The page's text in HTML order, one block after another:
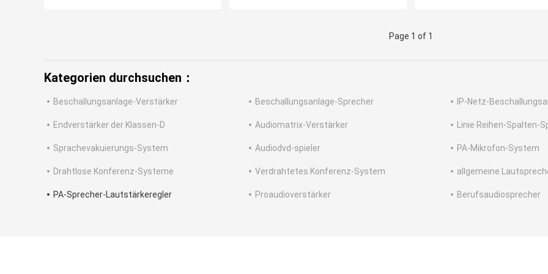
Page 1 of 1
Kategorien durchsuchen：
Beschallungsanlage-Verstärker Beschallungsanlage-Sprecher IP-Netz-
Endverstärker der Klassen-D Audiomatrix-Verstärker Linie Reihen-Spalten-
Sprachevakuierungs-System Audiodvd-spieler PA-Mikrofon-System
Drahtlose Konferenz-Systeme Verdrahtetes Konferenz-System allgemeine
PA-Sprecher-Lautstärkeregler Proaudioverstärker Berufsaudiosprecher